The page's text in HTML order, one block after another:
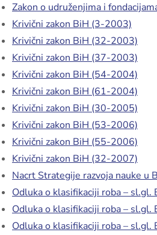
Zakon o udruženjima i
Krivični zakon BiH (3-2003)
Krivični zakon BiH (32-2003)
Krivični zakon BiH (37-2003)
Krivični zakon BiH (54-2004)
Krivični zakon BiH (61-2004)
Krivični zakon BiH (30-2005)
Krivični zakon BiH (53-2006)
Krivični zakon BiH (55-2006)
Krivični zakon BiH (32-2007)
Nacrt Strategije razvoja nauke u
Odluka o klasifikaciji roba –
Odluka o klasifikaciji roba –
Odluka o klasifikaciji roba –